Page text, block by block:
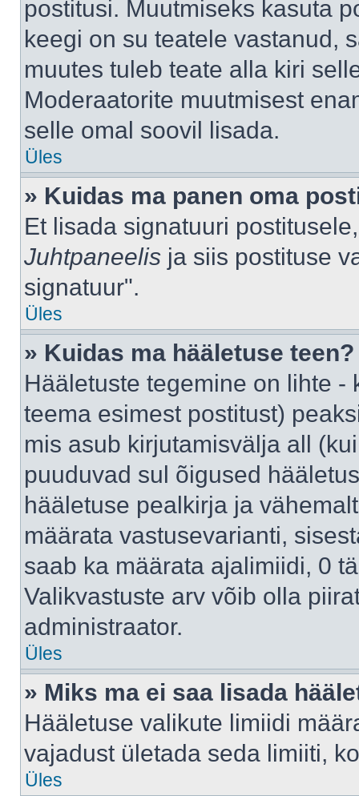
postitusi. Muutmiseks kasuta
keegi on su teatele vastanud,
muutes tuleb teate alla kiri
Moderaatorite muutmisest
selle omal soovil lisada.
Üles
» Kuidas ma panen oma
Et lisada signatuuri
Juhtpaneelis ja siis postituse
signatuur".
Üles
» Kuidas ma hääletuse teen?
Hääletuste tegemine on lihte
teema esimest postitust)
mis asub kirjutamisvälja all
puuduvad sul õigused
hääletuse pealkirja ja
määrata vastusevarianti,
saab ka määrata ajalimiidi, 0
Valikvastuste arv võib olla
administraator.
Üles
» Miks ma ei saa lisada
Hääletuse valikute limiidi
vajadust ületada seda limiiti,
Üles